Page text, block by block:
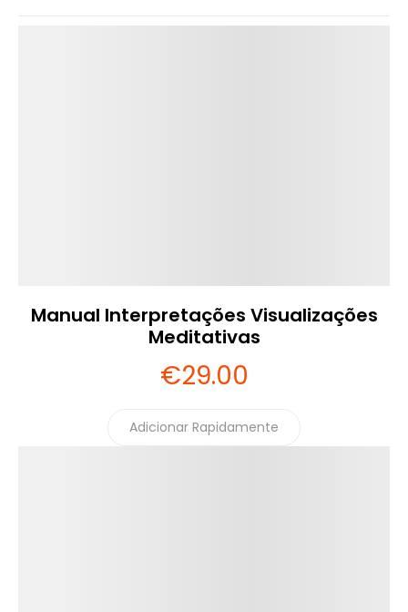
Manual Interpretações Visualizações
Meditativas
€29.00
Adicionar Rapidamente